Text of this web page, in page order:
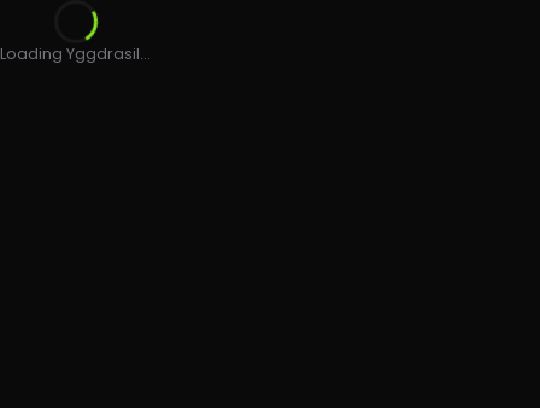
Loading Yggdrasil...